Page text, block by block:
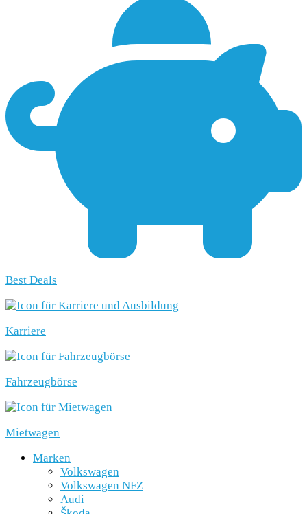
Best Deals
Karriere
Fahrzeugbörse
Mietwagen
Marken
Volkswagen
Volkswagen NFZ
Audi